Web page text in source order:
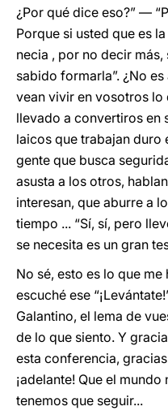
¿Por qué dice eso?” ―
Porque si usted que es
necia , por no decir
sabido formarla”. ¿No
vean vivir en vosotros lo
llevado a convertiros en
laicos que trabajan duro
gente que busca
asusta a los otros,
interesan, que aburre a
tiempo ... “Sí, sí, pero
se necesita es un gran
No sé, esto es lo que
escuché ese
Galantino, el lema de
de lo que siento. Y
esta conferencia,
¡adelante! Que el
tenemos que seguir...